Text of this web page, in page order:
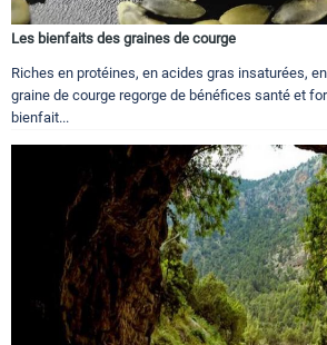
Les bienfaits des graines de courge
Riches en protéines, en acides gras insaturées,
graine de courge regorge de bénéfices santé et
bienfait...